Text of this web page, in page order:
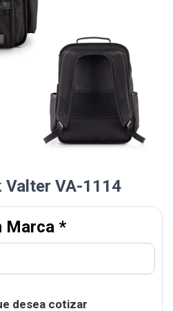
Valter VA-1114
Marca *
desea cotizar